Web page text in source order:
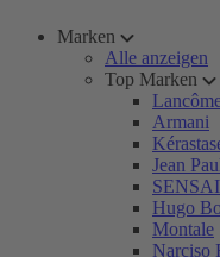
Marken
Alle anzeigen
Top Marken
Armani
Jean
SENSAI
Hugo
Montale
Narciso